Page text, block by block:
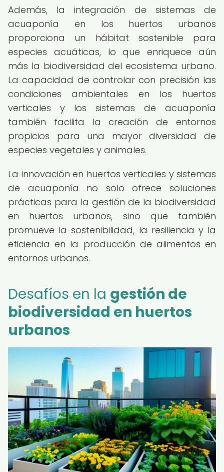
Además, la integración de sistemas de
acuaponía en los huertos urbanos
proporciona un hábitat sostenible para
especies acuáticas, lo que enriquece aún
más la biodiversidad del ecosistema urbano.
La capacidad de controlar con precisión las
condiciones ambientales en los huertos
verticales y los sistemas de acuaponía
también facilita la creación de entornos
propicios para una mayor diversidad de
especies vegetales y animales.
La innovación en huertos verticales y sistemas
de acuaponía no solo ofrece soluciones
prácticas para la gestión de la biodiversidad
en huertos urbanos, sino que también
promueve la sostenibilidad, la resiliencia y la
eficiencia en la producción de alimentos en
entornos urbanos.
Desafíos en la gestión de
biodiversidad en huertos
urbanos